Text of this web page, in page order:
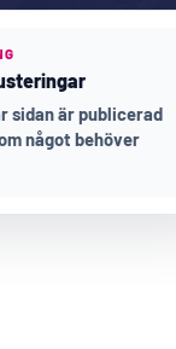
sidan är publicerad
något behöver